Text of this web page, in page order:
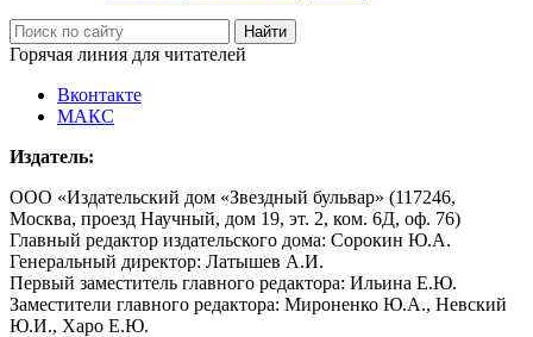
Горячая линия для читателей
Вконтакте
МАКС
Издатель:
ООО «Издательский дом «Звездный бульвар» (117246,
Москва, проезд Научный, дом 19, эт. 2, ком. 6Д, оф. 76)
Главный редактор издательского дома: Сорокин Ю.А.
Генеральный директор: Латышев А.И.
Первый заместитель главного редактора: Ильина Е.Ю.
Заместители главного редактора: Мироненко Ю.А., Невский
Ю.И., Харо Е.Ю.